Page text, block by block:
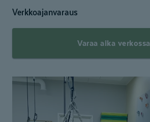
Verkkoajanvaraus
Varaa aika verkossa